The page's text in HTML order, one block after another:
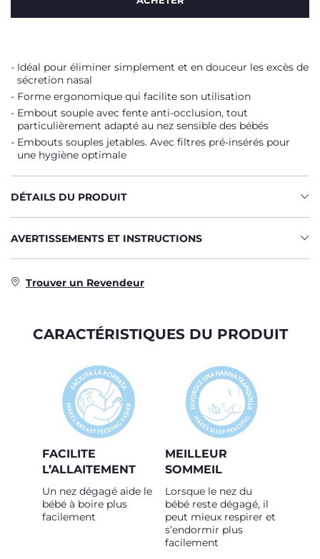
Idéal pour éliminer simplement et en douceur les excès de
sécretion nasal
Forme ergonomique qui facilite son utilisation
Embout souple avec fente anti-occlusion, tout
particulièrement adapté au nez sensible des bébés
Embouts souples jetables. Avec filtres pré-insérés pour
une hygiène optimale
DÉTAILS DU PRODUIT
AVERTISSEMENTS ET INSTRUCTIONS
Trouver un Revendeur
CARACTÉRISTIQUES DU PRODUIT
FACILITE
L’ALLAITEMENT
Un nez dégagé aide le
bébé à boire plus
facilement
MEILLEUR
SOMMEIL
Lorsque le nez du
bébé reste dégagé, il
peut mieux respirer et
s’endormir plus
facilement